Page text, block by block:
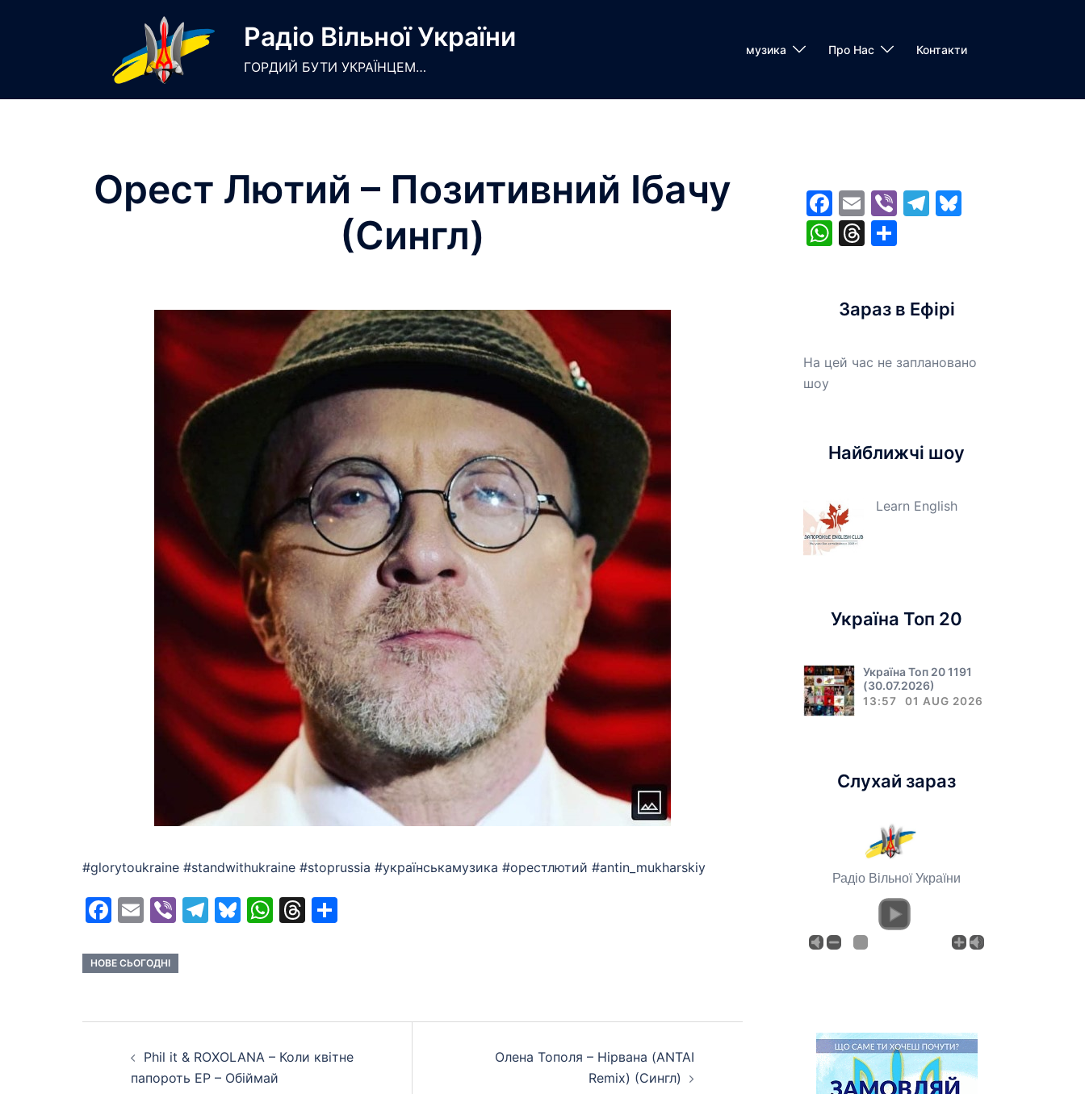
Радіо Вільної України
ГОРДИЙ БУТИ УКРАЇНЦЕМ…
музика Про Нас Контакти
Орест Лютий – Позитивний Ібачу
(Сингл)
#glorytoukraine #standwithukraine #stoprussia #українськамузика #орестлютий #antin_mukharskiy
Facebook
EmailViberTelegram
Bluesky
WhatsApp
Threads
НОВЕ СЬОГОДНІ
navigation
Phil it & ROXOLANA – Коли квітне
папороть EP – Обіймай
Олена Тополя – Нірвана (ANTAI
Remix) (Сингл)
Facebook
EmailViberTelegram
Bluesky
WhatsApp
Threads
Share
Зараз в Ефірі
На цей час не заплановано
шоу
Найближчі шоу
Learn English
Україна Топ 20
Україна Топ 20 1191
(30.07.2026)
13:57 01 AUG 2026
Слухай зараз
Радіо Вільної України